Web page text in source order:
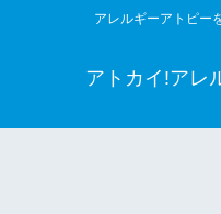
アレルギーアトピー
アトカイ!アレ